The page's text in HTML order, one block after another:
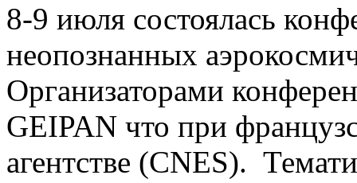
8-9 июля состоялась
неопознанных
Организаторами
GEIPAN что при
агентстве (CNES).